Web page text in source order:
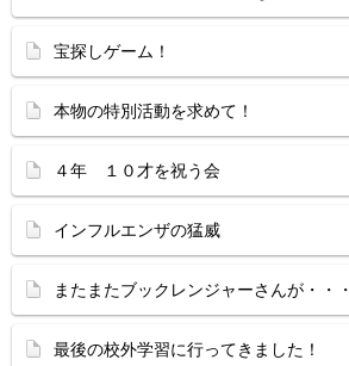
宝探しゲーム！
本物の特別活動を求めて！
４年 １０才を祝う会
インフルエンザの猛威
またまたブックレンジャーさんが・・・
最後の校外学習に行ってきました！